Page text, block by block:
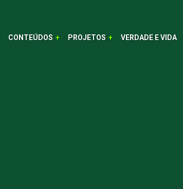
CONTEÚDOS PROJETOS VERDADE E VIDA